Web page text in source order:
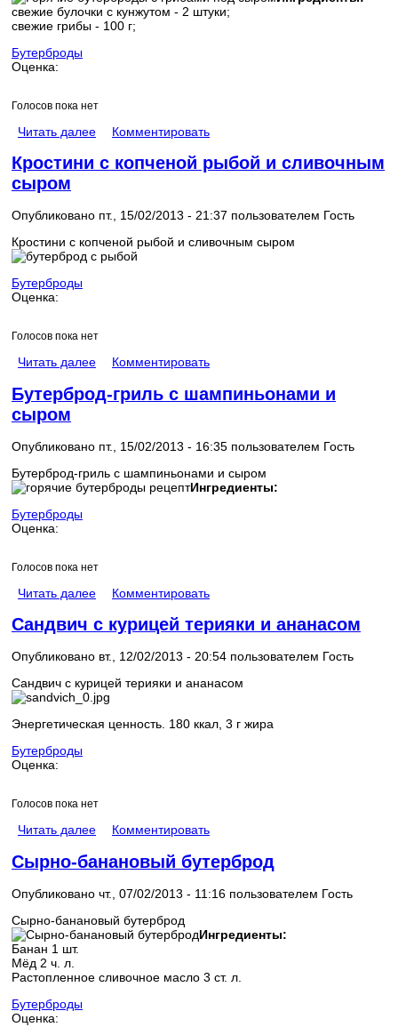
свежие булочки с кунжутом - 2 штуки;
свежие грибы - 100 г;
Бутерброды
Оценка:
Голосов пока нет
Читать далее Комментировать
Кростини с копченой рыбой и сливочным
сыром
Опубликовано пт., 15/02/2013 - 21:37 пользователем Гость
Кростини с копченой рыбой и сливочным сыром
Бутерброды
Оценка:
Голосов пока нет
Читать далее Комментировать
Бутерброд-гриль с шампиньонами и
сыром
Опубликовано пт., 15/02/2013 - 16:35 пользователем Гость
Бутерброд-гриль с шампиньонами и сыром
Ингредиенты:
Бутерброды
Оценка:
Голосов пока нет
Читать далее Комментировать
Сандвич с курицей терияки и ананасом
Опубликовано вт., 12/02/2013 - 20:54 пользователем Гость
Сандвич с курицей терияки и ананасом
Энергетическая ценность. 180 ккал, 3 г жира
Бутерброды
Оценка:
Голосов пока нет
Читать далее Комментировать
Сырно-банановый бутерброд
Опубликовано чт., 07/02/2013 - 11:16 пользователем Гость
Сырно-банановый бутерброд
Ингредиенты:
Банан 1 шт.
Мёд 2 ч. л.
Растопленное сливочное масло 3 ст. л.
Бутерброды
Оценка: